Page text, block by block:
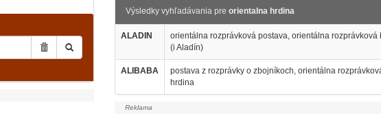
Výsledky vyhľadávania pre orientalna hrdina
ALADIN
orientálna rozprávková postava, orientálna
(i Aladín)
ALIBABA
postava z rozprávky o zbojníkoch, orientálna
hrdina